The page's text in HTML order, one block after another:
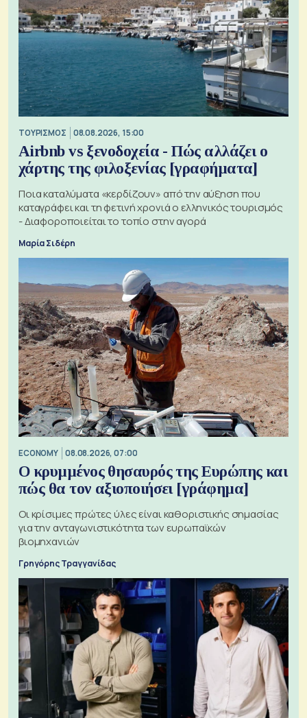
ΤΟΥΡΙΣΜΟΣ 08.08.2026, 15:00
Airbnb vs ξενοδοχεία - Πώς αλλάζει ο
χάρτης της φιλοξενίας [γραφήματα]
Ποια καταλύματα «κερδίζουν» από την αύξηση που
καταγράφει και τη φετινή χρονιά ο ελληνικός τουρισμός
- Διαφοροποιείται το τοπίο στην αγορά
Μαρία Σιδέρη
ECONOMY 08.08.2026, 07:00
Ο κρυμμένος θησαυρός της Ευρώπης και
πώς θα τον αξιοποιήσει [γράφημα]
Οι κρίσιμες πρώτες ύλες είναι καθοριστικής σημασίας
για την ανταγωνιστικότητα των ευρωπαϊκών
βιομηχανιών
Γρηγόρης Τραγγανίδας